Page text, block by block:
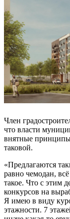
Член
что власти
внятные
таковой.
«Предлагаются
равно чемодан,
такое. Что с этим
конкурсов на
Я имею в виду
этажности. 7